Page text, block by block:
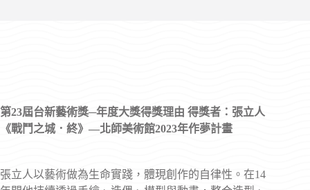
第23屆台新藝術獎─年度大獎得獎理由 得獎者：張立人
《戰鬥之城．終》—北師美術館2023年作夢計畫
張立人以藝術做為生命實踐，體現創作的自律性。在14